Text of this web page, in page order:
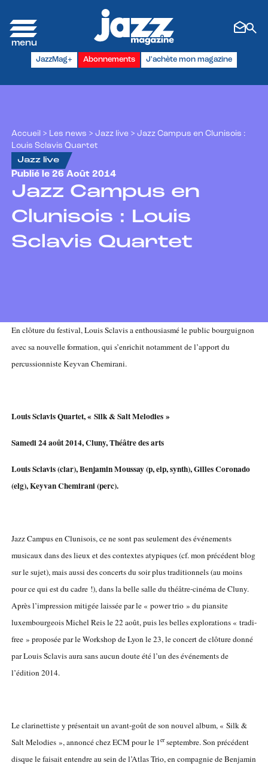
JazzMag+ Abonnements J'achète mon magazine
Accueil > Les news > Jazz live > Jazz Campus en Clunisois :
Louis Sclavis Quartet
Jazz live
Publié le 26 Août 2014
Jazz Campus en
Clunisois : Louis
Sclavis Quartet
En clôture du festival, Louis Sclavis a enthousiasmé le public bourguignon
avec sa nouvelle formation, qui s’enrichit notamment de l’apport du
percussionniste Keyvan Chemirani.
Louis Sclavis Quartet, « Silk & Salt Melodies »
Samedi 24 août 2014, Cluny, Théâtre des arts
Louis Sclavis (clar), Benjamin Moussay (p, elp, synth), Gilles Coronado
(elg), Keyvan Chemirani (perc).
Jazz Campus en Clunisois, ce ne sont pas seulement des événements
musicaux dans des lieux et des contextes atypiques (cf. mon précédent blog
sur le sujet), mais aussi des concerts du soir plus traditionnels (au moins
pour ce qui est du cadre !), dans la belle salle du théâtre-cinéma de Cluny.
Après l’impression mitigée laissée par le « power trio » du piansite
luxembourgeois Michel Reis le 22 août, puis les belles explorations « tradi-
free » proposée par le Workshop de Lyon le 23, le concert de clôture donné
par Louis Sclavis aura sans aucun doute été l’un des événements de
l’édition 2014.
Le clarinettiste y présentait un avant-goût de son nouvel album, « Silk &
Salt Melodies », annoncé chez ECM pour le 1erseptembre. Son précédent
disque le faisait entendre au sein de l’Atlas Trio, en compagnie de Benjamin